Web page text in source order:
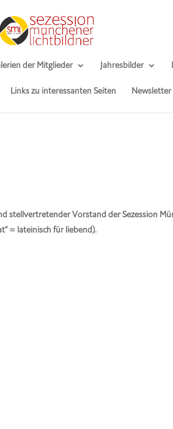
der Mitglieder Jahresbilder
Links zu interessanten Seiten Newsletter
stellvertretender Vorstand der Sezession
= lateinisch für liebend).